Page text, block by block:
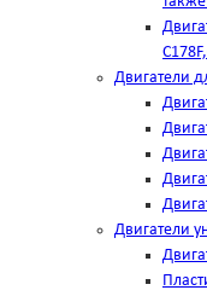
Двигатели
Двигатели